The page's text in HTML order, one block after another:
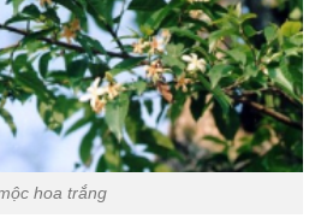
hoa trắng